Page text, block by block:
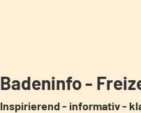
Badeninfo -
Inspirierend - informativ -